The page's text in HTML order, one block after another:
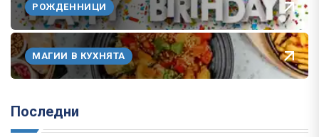
РОЖДЕННИЦИ
МАГИИ В КУХНЯТА
Последни